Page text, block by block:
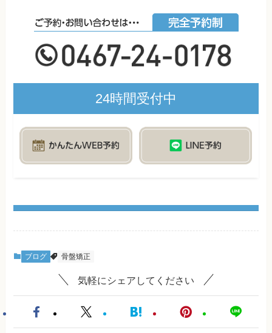
24時間受付中
ブログ 骨盤矯正
気軽にシェアしてください